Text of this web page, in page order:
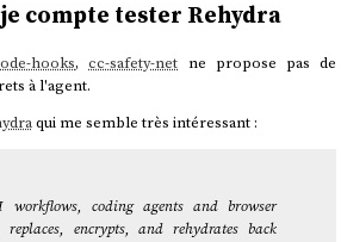
compte tester Rehydra
hooks,cc-safety-net ne propose pas de
à l'agent.
qui me semble très intéressant :
coding agents and browser
replaces, encrypts, and rehydrates back